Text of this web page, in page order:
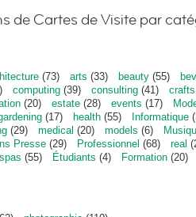
de Cartes de Visite par
(73) arts (33) beauty (55)
computing (39) consulting (41) crafts
(20) estate (28) events (17)
(17) health (55) Informatique
(29) medical (20) models (6)
Presse (29) Professionnel (68) real
spas (55) Étudiants (4) Formation (20)